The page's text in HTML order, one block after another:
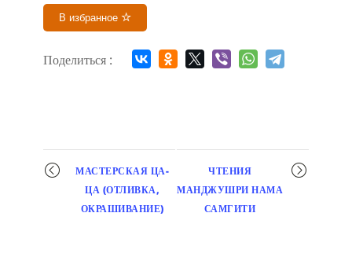
В избранное
Поделиться :
Мероприятие
навигация
МАСТЕРСКАЯ ЦА-
ЦА (ОТЛИВКА,
ОКРАШИВАНИЕ)
ЧТЕНИЯ
МАНДЖУШРИ НАМА
САМГИТИ